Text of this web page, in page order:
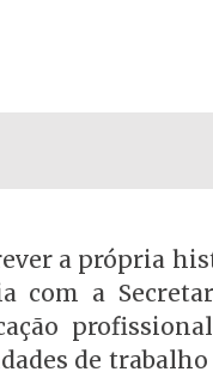
a própria
com a
de